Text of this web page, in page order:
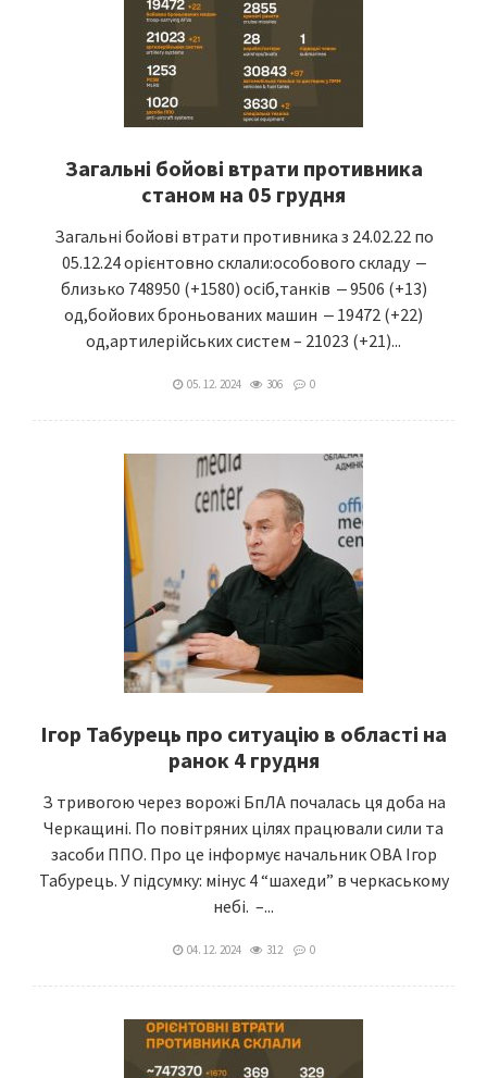
Загальні бойові втрати противника
станом на 05 грудня
Загальні бойові втрати противника з 24.02.22 по
05.12.24 орієнтовно склали:особового складу ‒
близько 748950 (+1580) осіб,танків ‒ 9506 (+13)
од,бойових броньованих машин ‒ 19472 (+22)
од,артилерійських систем – 21023 (+21)...
05. 12. 2024 306 0
Ігор Табурець про ситуацію в області на
ранок 4 грудня
З тривогою через ворожі БпЛА почалась ця доба на
Черкащині. По повітряних цілях працювали сили та
засоби ППО. Про це інформує начальник ОВА Ігор
Табурець. У підсумку: мінус 4 “шахеди” в черкаському
небі. –...
04. 12. 2024 312 0